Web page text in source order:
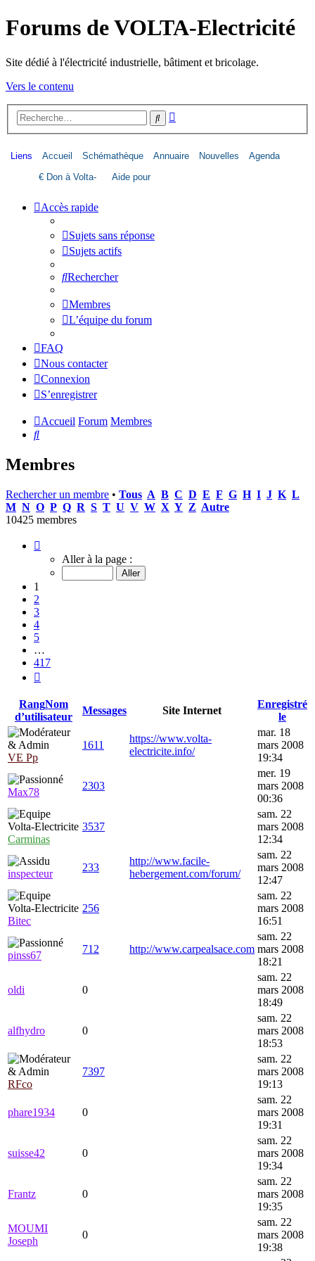
Forums de VOLTA-Electricité
Site dédié à l'électricité industrielle, bâtiment et bricolage.
Vers le contenu
Rechercher
Liens Accueil Schémathèque Annuaire Nouvelles
Agenda
€ Don à Volta-
Aide pour
Accès rapide
Sujets sans réponse
Sujets actifs
Rechercher
Membres
L’équipe du forum
FAQ
Nous contacter
Connexion
S’enregistrer
Accueil Forum Membres
Rechercher
Membres
Rechercher un membre • Tous A B C D E F G H I J K L
M N O P Q R S T U V W X Y Z Autre
10425 membres
sur
Aller à la page :
1
2
3
4
5
…
417
RangNom
d’utilisateur
Messages Site Internet
Enregistré
le
VE Pp
1611
https://www.volta-
electricite.info/
mar. 18
mars 2008
19:34
Max78
2303
mer. 19
mars 2008
00:36
Carminas
3537
sam. 22
mars 2008
12:34
inspecteur
233
http://www.facile-
hebergement.com/forum/
sam. 22
mars 2008
12:47
Bitec
256
sam. 22
mars 2008
16:51
pinss67
712 http://www.carpealsace.com
sam. 22
mars 2008
18:21
oldi 0
sam. 22
mars 2008
18:49
alfhydro 0
sam. 22
mars 2008
18:53
RFco
7397
sam. 22
mars 2008
19:13
phare1934 0
sam. 22
mars 2008
19:31
suisse42 0
sam. 22
mars 2008
19:34
Frantz 0
sam. 22
mars 2008
19:35
MOUMI
Joseph
0
sam. 22
mars 2008
19:38